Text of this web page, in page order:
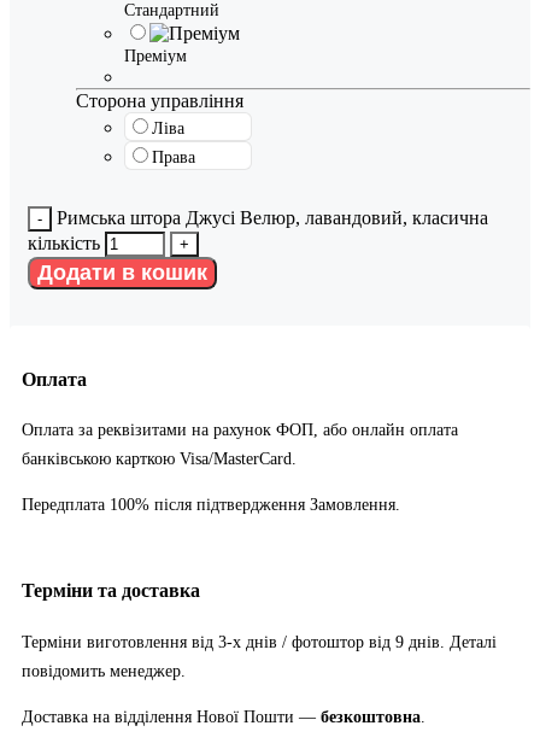
Стандартний
Преміум
Сторона управління
Ліва
Права
Римська штора Джусі Велюр, лавандовий, класична
кількість
Додати в кошик
Оплата
Оплата за реквізитами на рахунок ФОП, або онлайн оплата
банківською карткою Visa/MasterCard.
Передплата 100% після підтвердження Замовлення.
Терміни та доставка
Терміни виготовлення від 3-х днів / фотоштор від 9 днів. Деталі
повідомить менеджер.
Доставка на відділення Нової Пошти — безкоштовна